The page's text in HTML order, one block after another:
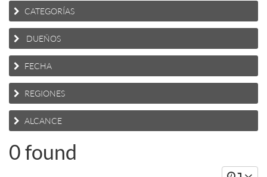
CATEGORÍAS
DUEÑOS
FECHA
REGIONES
ALCANCE
0 found